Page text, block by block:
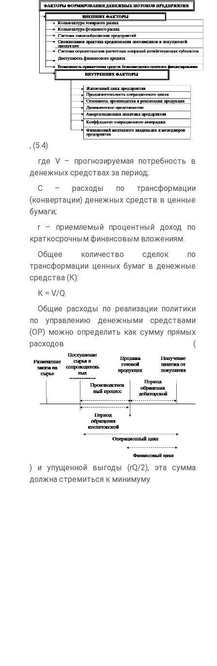
, (5.4)
где V – прогнозируемая потребность в
денежных средствах за период;
C – расходы по трансформации
(конвертации) денежных средств в ценные
бумаги;
r – приемлемый процентный доход по
краткосрочным финансовым вложениям.
Общее количество сделок по
трансформации ценных бумаг в денежные
средства (К):
К = V/Q.
Общие расходы по реализации политики
по управлению денежными средствами
(ОР) можно определить как сумму прямых
расходов (
) и упущенной выгоды (rQ/2), эта сумма
должна стремиться к минимуму.